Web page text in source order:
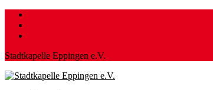
Skip
content
Stadtkapelle Eppingen e.V.